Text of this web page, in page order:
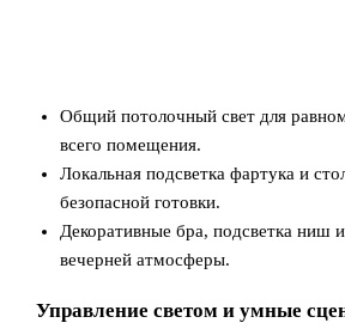
Общий потолочный свет для
всего помещения.
Локальная подсветка фартука и
безопасной готовки.
Декоративные бра, подсветка ниш
вечерней атмосферы.
Управление светом и умные